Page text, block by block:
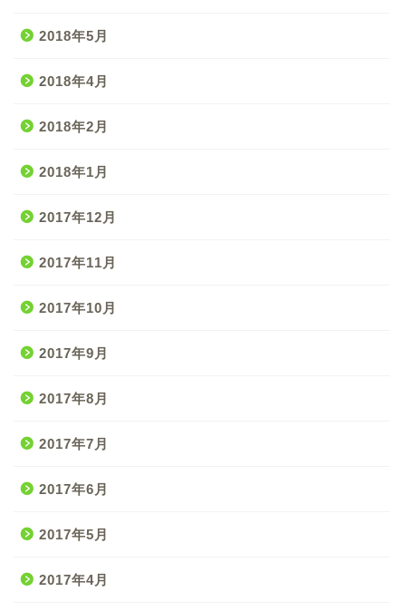
2018年5月
2018年4月
2018年2月
2018年1月
2017年12月
2017年11月
2017年10月
2017年9月
2017年8月
2017年7月
2017年6月
2017年5月
2017年4月